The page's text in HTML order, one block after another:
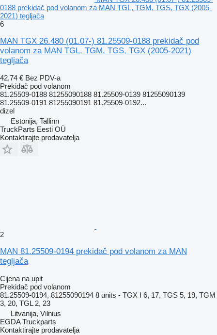
0188 prekidač pod volanom za MAN TGL, TGM, TGS, TGX (2005-
2021) tegljača
6
MAN TGX 26.480 (01.07-) 81.25509-0188 prekidač pod
volanom za MAN TGL, TGM, TGS, TGX (2005-2021)
tegljača
42,74 € Bez PDV-a
Prekidač pod volanom
81.25509-0188 81255090188 81.25509-0139 81255090139
81.25509-0191 81255090191 81.25509-0192...
dizel
Estonija, Tallinn
TruckParts Eesti OÜ
Kontaktirajte prodavatelja
2
MAN 81.25509-0194 prekidač pod volanom za MAN
tegljača
Cijena na upit
Prekidač pod volanom
81.25509-0194, 81255090194 8 units - TGX I 6, 17, TGS 5, 19, TGM
3, 20, TGL 2, 23
Litvanija, Vilnius
EGDA Truckparts
Kontaktirajte prodavatelja